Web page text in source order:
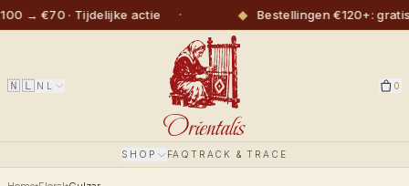
→ €70 · Tijdelijke actie · Bestellingen €120+: gratis
🇳🇱 NL 0
SHOP FAQTRACK & TRACE